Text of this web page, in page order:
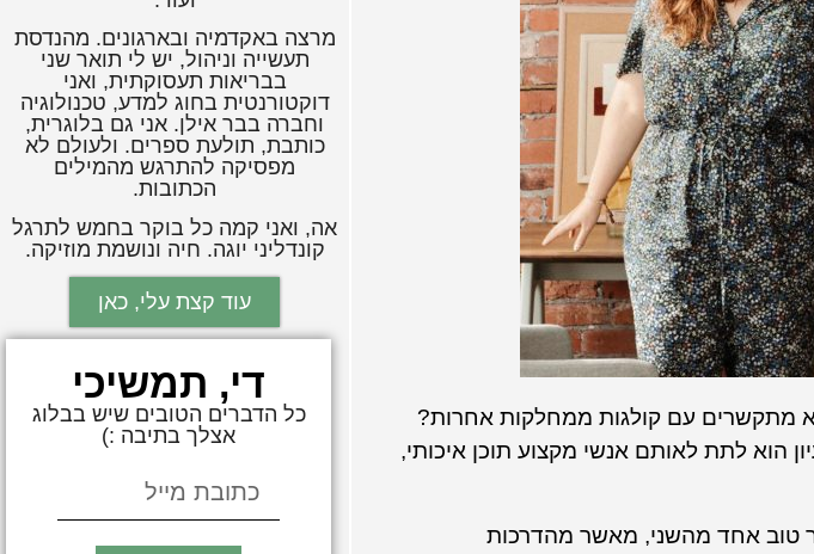
מתקשרים עם קולגות ממחלקות אחרות?
הוא לתת לאותם אנשי מקצוע תוכן איכותי,
טוב אחד מהשני, מאשר מהדרכות
מרצה באקדמיה ובארגונים. מהנדסת
תעשייה וניהול, יש לי תואר שני
בבריאות תעסוקתית, ואני
דוקטורנטית בחוג למדע, טכנולוגיה
וחברה בבר אילן. אני גם בלוגרית,
כותבת, תולעת ספרים. ולעולם לא
מפסיקה להתרגש מהמילים
הכתובות.
אה, ואני קמה כל בוקר בחמש לתרגל
קונדליני יוגה. חיה ונושמת מוזיקה.
עוד קצת עלי, כאן
די, תמשיכי
כל הדברים הטובים שיש בבלוג
אצלך בתיבה :)